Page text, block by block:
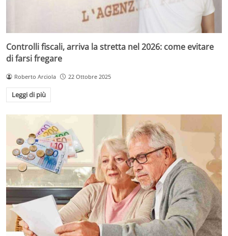
Controlli fiscali, arriva la stretta nel 2026: come evitare
di farsi fregare
Roberto Arciola 22 Ottobre 2025
Leggi di più